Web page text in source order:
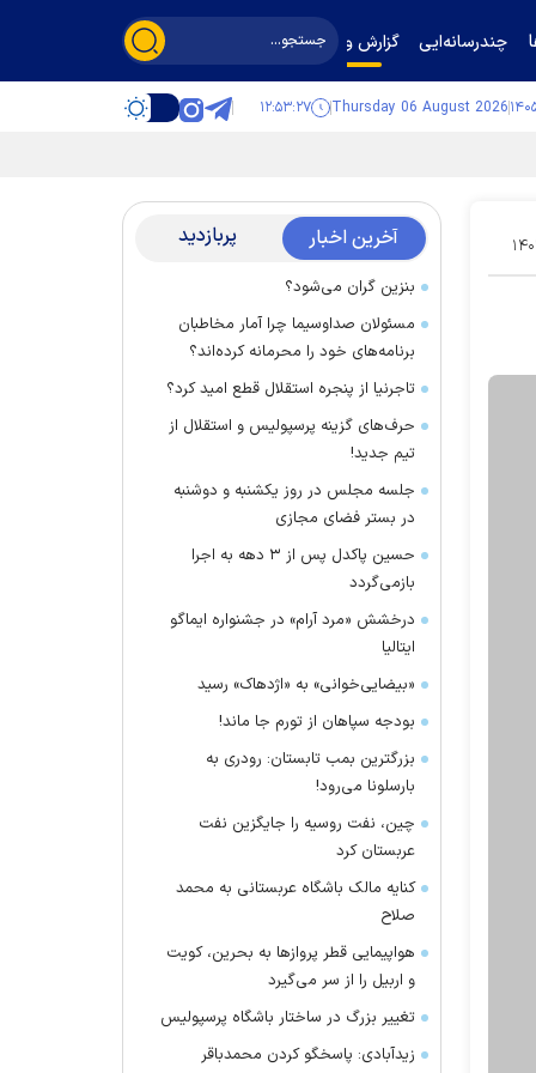
چندرسانه‌ایی گزارش و گفت‌وگو
Thursday 06 August 2026 ۱۲:۵۳:۲۸
۲۵ آخرین اخبار پربازدید
بنزین گران می‌شود؟
مسئولان صداوسیما چرا آمار مخاطبان
برنامه‌های خود را محرمانه کرده‌اند؟
تاجرنیا از پنجره استقلال قطع امید کرد؟
حرف‌های گزینه پرسپولیس و استقلال از
تیم جدید!
جلسه مجلس در روز یکشنبه و دوشنبه
در بستر فضای مجازی
حسین پاکدل پس از ۳ دهه به اجرا
بازمی‌گردد
درخشش «مرد آرام» در جشنواره ایماگو
ایتالیا
«بیضایی‌خوانی» به «اژدهاک» رسید
بودجه سپاهان از تورم جا ماند!
بزرگترین بمب تابستان: رودری به
بارسلونا می‌رود!
چین، نفت روسیه را جایگزین نفت
عربستان کرد
کنایه مالک باشگاه عربستانی به محمد
صلاح
هواپیمایی قطر پرواز‌ها به بحرین، کویت
و اربیل را از سر می‌گیرد
تغییر بزرگ در ساختار باشگاه پرسپولیس
زیدآبادی: پاسخگو کردن محمدباقر